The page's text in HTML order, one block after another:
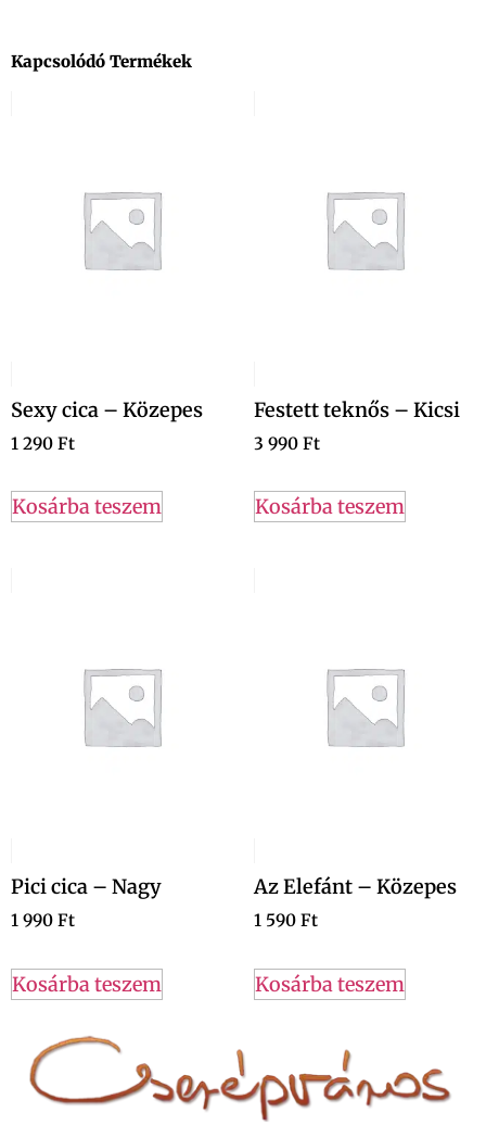
Kapcsolódó Termékek
Sexy cica – Közepes
1 290 Ft
Kosárba teszem
Festett teknős – Kicsi
3 990 Ft
Kosárba teszem
Pici cica – Nagy
1 990 Ft
Kosárba teszem
Az Elefánt – Közepes
1 590 Ft
Kosárba teszem